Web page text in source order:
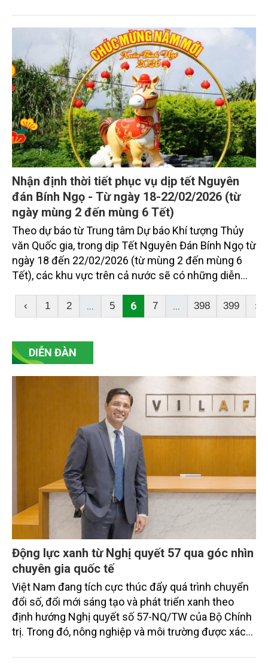
Khu vực Bắc Trung Bộ có mưa vài nơi, sáng sớm có
sương mù và sương mù nhẹ rải rác. Các khu vực
khác chiều tối và đêm có mưa rào và dông vài nơi;
ngày nắng, riêng Nam Bộ có nơi nắng nóng.
Nhận định thời tiết phục vụ dịp tết Nguyên
đán Bính Ngọ - Từ ngày 18-22/02/2026 (từ
ngày mùng 2 đến mùng 6 Tết)
Theo dự báo từ Trung tâm Dự báo Khí tượng Thủy
văn Quốc gia, trong dịp Tết Nguyên Đán Bính Ngọ từ
ngày 18 đến 22/02/2026 (từ mùng 2 đến mùng 6
Tết), các khu vực trên cả nước sẽ có những diễn
động đón Tết.
‹ 1 2 ... 5 6 7 ... 398 399 ›
DIỄN ĐÀN
Động lực xanh từ Nghị quyết 57 qua góc nhìn
chuyên gia quốc tế
Việt Nam đang tích cực thúc đẩy quá trình chuyển
đổi số, đổi mới sáng tạo và phát triển xanh theo
định hướng Nghị quyết số 57-NQ/TW của Bộ Chính
trị. Trong đó, nông nghiệp và môi trường được xác
sắc bởi các tiến bộ công nghệ và cam kết bền vững